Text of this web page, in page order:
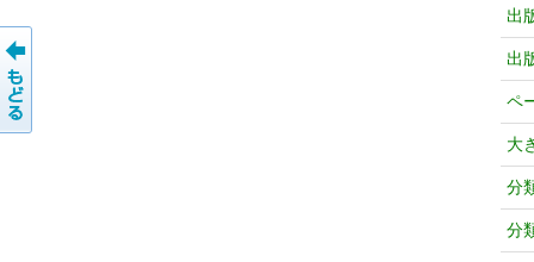
出
出
ペ
大
分
分